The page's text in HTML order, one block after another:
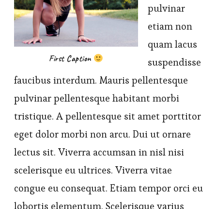
First Caption
pulvinar
etiam non
quam lacus
suspendisse
faucibus interdum. Mauris pellentesque
pulvinar pellentesque habitant morbi
tristique. A pellentesque sit amet porttitor
eget dolor morbi non arcu. Dui ut ornare
lectus sit. Viverra accumsan in nisl nisi
scelerisque eu ultrices. Viverra vitae
congue eu consequat. Etiam tempor orci eu
lobortis elementum. Scelerisque varius